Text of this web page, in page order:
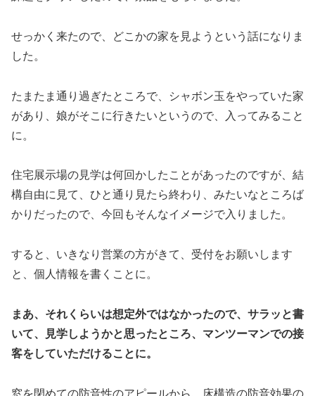
せっかく来たので、どこかの家を見ようという話になりま
した。
たまたま通り過ぎたところで、シャボン玉をやっていた家
があり、娘がそこに行きたいというので、入ってみること
に。
住宅展示場の見学は何回かしたことがあったのですが、結
構自由に見て、ひと通り見たら終わり、みたいなところば
かりだったので、今回もそんなイメージで入りました。
すると、いきなり営業の方がきて、受付をお願いします
と、個人情報を書くことに。
まあ、それくらいは想定外ではなかったので、サラッと書
いて、見学しようかと思ったところ、マンツーマンでの接
客をしていただけることに。
窓を閉めての防音性のアピールから、床構造の防音効果の